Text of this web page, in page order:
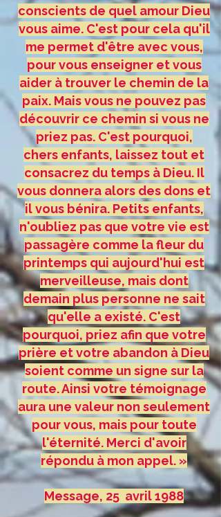
conscients de quel amour Dieu
vous aime. C'est pour cela qu'il
me permet d'être avec vous,
pour vous enseigner et vous
aider à trouver le chemin de la
paix. Mais vous ne pouvez pas
découvrir ce chemin si vous ne
priez pas. C'est pourquoi,
chers enfants, laissez tout et
consacrez du temps à Dieu. Il
vous donnera alors des dons et
il vous bénira. Petits enfants,
n'oubliez pas que votre vie est
passagère comme la fleur du
printemps qui aujourd'hui est
merveilleuse, mais dont
demain plus personne ne sait
qu'elle a existé. C'est
pourquoi, priez afin que votre
prière et votre abandon à Dieu
soient comme un signe sur la
route. Ainsi votre témoignage
aura une valeur non seulement
pour vous, mais pour toute
l'éternité. Merci d'avoir
répondu à mon appel. »
Message, 25 avril 1988